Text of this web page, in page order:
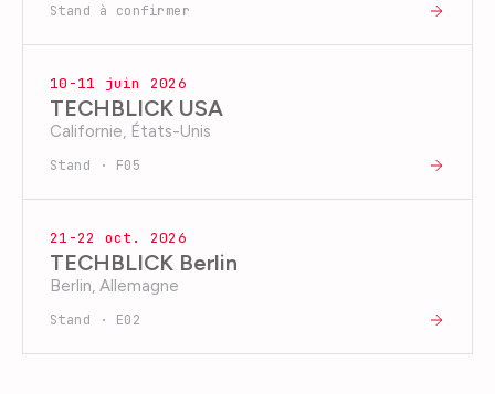
Stand à confirmer
10-11 juin 2026
TECHBLICK USA
Californie, États-Unis
Stand · F05
21-22 oct. 2026
TECHBLICK Berlin
Berlin, Allemagne
Stand · E02